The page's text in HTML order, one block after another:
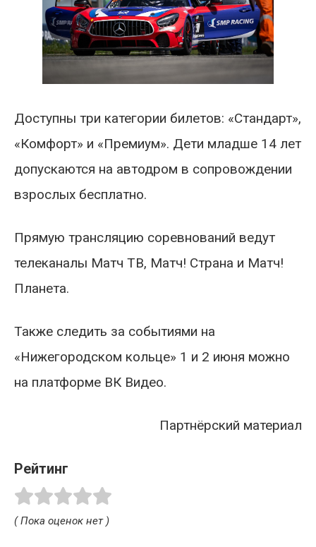
Доступны три категории билетов: «Стандарт»,
«Комфорт» и «Премиум». Дети младше 14 лет
допускаются на автодром в сопровождении
взрослых бесплатно.
Прямую трансляцию соревнований ведут
телеканалы Матч ТВ, Матч! Страна и Матч!
Планета.
Также следить за событиями на
«Нижегородском кольце» 1 и 2 июня можно
на платформе ВК Видео.
Партнёрский материал
Рейтинг
( Пока оценок нет )